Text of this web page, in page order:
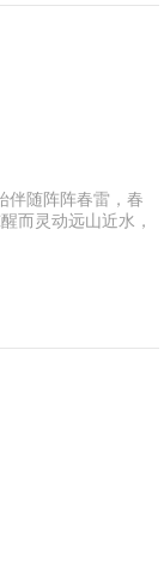
伴随阵阵春雷，春
而灵动远山近水，